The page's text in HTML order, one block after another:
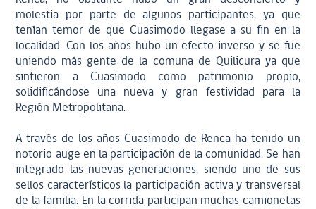
molestia por parte de algunos participantes, ya que
tenían temor de que Cuasimodo llegase a su fin en la
localidad. Con los años hubo un efecto inverso y se fue
uniendo más gente de la comuna de Quilicura ya que
sintieron a Cuasimodo como patrimonio propio,
solidificándose una nueva y gran festividad para la
Región Metropolitana.
A través de los años Cuasimodo de Renca ha tenido un
notorio auge en la participación de la comunidad. Se han
integrado las nuevas generaciones, siendo uno de sus
sellos característicos la participación activa y transversal
de la familia. En la corrida participan muchas camionetas